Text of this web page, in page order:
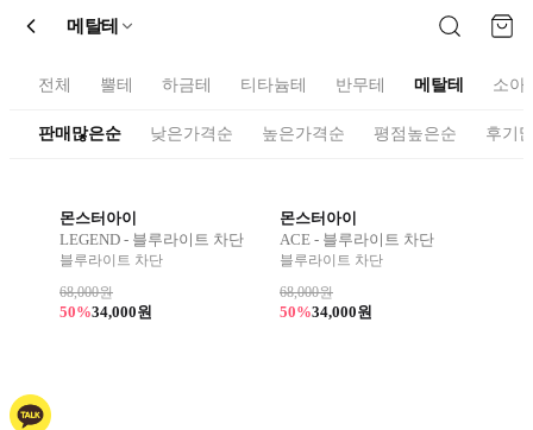
메탈테
전체 뿔테 하금테 티타늄테 반무테 메탈테 소아
판매많은순 낮은가격순 높은가격순 평점높은순 후기
몬스터아이
LEGEND - 블루라이트 차단
블루라이트 차단
68,000원
50%34,000원
몬스터아이
ACE - 블루라이트 차단
블루라이트 차단
68,000원
50%34,000원